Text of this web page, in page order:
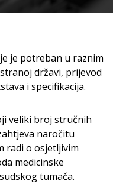
je potreban u raznim
državi, prijevod
i specifikacija.
veliki broj stručnih
naročitu
radi o osjetljivim
medicinske
tumača.